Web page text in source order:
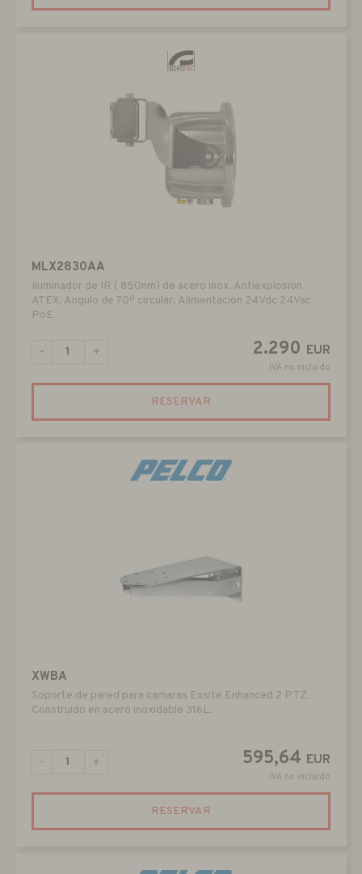
MLX2830AA
Iluminador de IR ( 850nm) de acero inox. Antiexplosion
ATEX. Angulo de 70º circular. Alimentacion 24Vdc 24Vac
PoE
2.290 EUR
IVA no incluido
- +
RESERVAR
XWBA
Soporte de pared para camaras Exsite Enhanced 2 PTZ.
Construido en acero inoxidable 316L.
595,64 EUR
IVA no incluido
- +
RESERVAR